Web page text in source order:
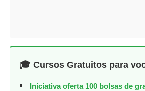
🎓 Cursos Gratuitos para
Iniciativa oferta 100 bolsas de